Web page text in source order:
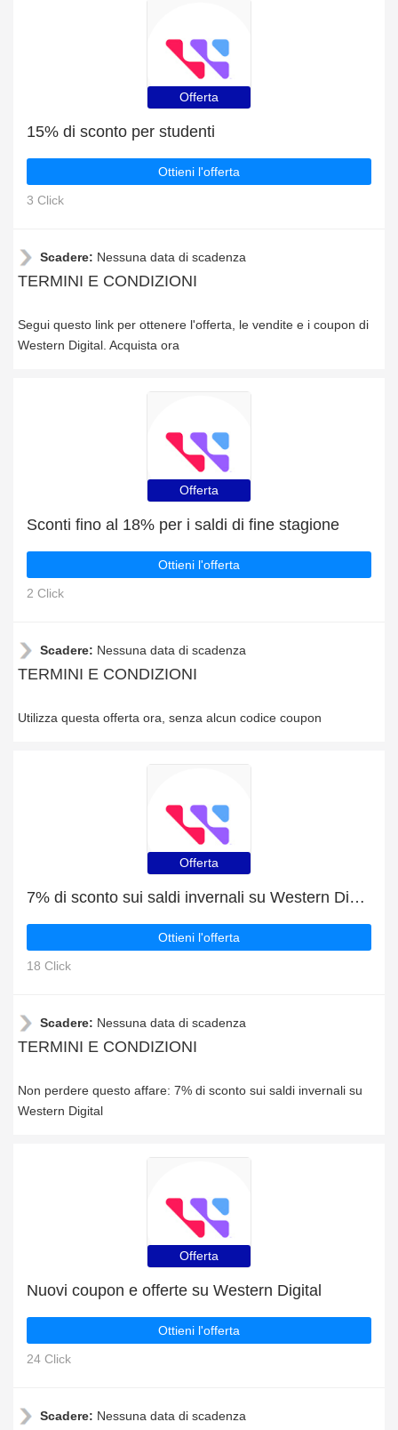
Offerta
15% di sconto per studenti
Ottieni l'offerta
3 Click
Scadere: Nessuna data di scadenza
TERMINI E CONDIZIONI
Segui questo link per ottenere l'offerta, le vendite e i coupon di
Western Digital. Acquista ora
Offerta
Sconti fino al 18% per i saldi di fine stagione
Ottieni l'offerta
2 Click
Scadere: Nessuna data di scadenza
TERMINI E CONDIZIONI
Utilizza questa offerta ora, senza alcun codice coupon
Offerta
7% di sconto sui saldi invernali su Western Digital
Ottieni l'offerta
18 Click
Scadere: Nessuna data di scadenza
TERMINI E CONDIZIONI
Non perdere questo affare: 7% di sconto sui saldi invernali su
Western Digital
Offerta
Nuovi coupon e offerte su Western Digital
Ottieni l'offerta
24 Click
Scadere: Nessuna data di scadenza